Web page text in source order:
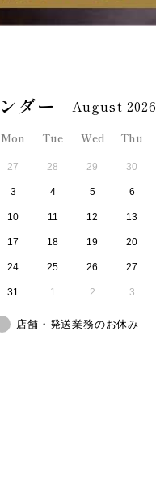
August 2026
Mon Tue Wed Thu
27 28 29 30
3 4 5 6
10 11 12 13
17 18 19 20
24 25 26 27
31 1 2 3
店舗・発送業務のお休み